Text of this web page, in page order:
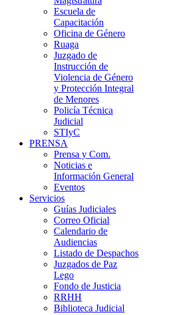
Escuela de
Capacitación
Oficina de Género
Ruaga
Juzgado de
Instrucción de
Violencia de Género
y Protección Integral
de Menores
Policía Técnica
Judicial
STIyC
PRENSA
Prensa y Com.
Noticias e
Información General
Eventos
Servicios
Guías Judiciales
Correo Oficial
Calendario de
Audiencias
Listado de Despachos
Juzgados de Paz
Lego
Fondo de Justicia
RRHH
Biblioteca Judicial